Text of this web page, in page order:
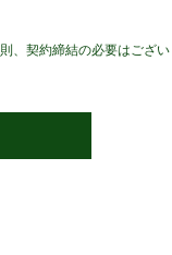
、契約締結の必要はござい